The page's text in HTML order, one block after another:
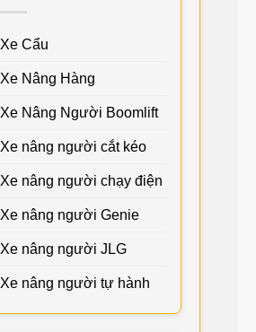
Xe Cẩu
Xe Nâng Hàng
Xe Nâng Người Boomlift
Xe nâng người cắt kéo
Xe nâng người chạy điện
Xe nâng người Genie
Xe nâng người JLG
Xe nâng người tự hành